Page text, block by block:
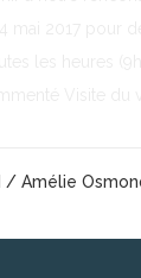
/ Amélie